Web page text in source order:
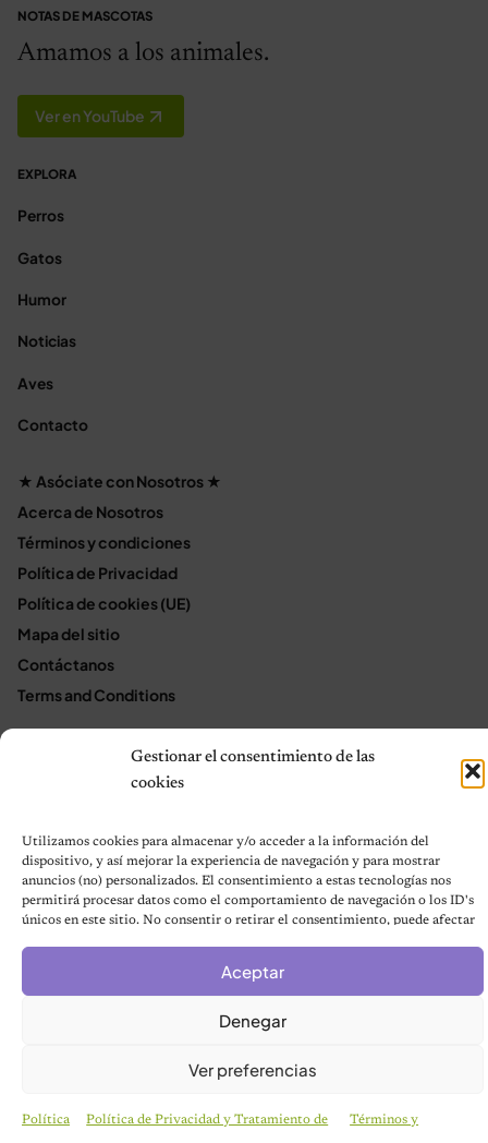
Gestionar el consentimiento de las
cookies
Utilizamos cookies para almacenar y/o acceder a la información del
dispositivo, y así mejorar la experiencia de navegación y para mostrar
anuncios (no) personalizados. El consentimiento a estas tecnologías nos
permitirá procesar datos como el comportamiento de navegación o los ID's
únicos en este sitio. No consentir o retirar el consentimiento, puede afectar
Aceptar
Denegar
Ver preferencias
Política Política de Privacidad y Tratamiento de Términos y
NOTAS DE MASCOTAS
Amamos a los animales.
Ver en YouTube
EXPLORA
Perros
Gatos
Humor
Noticias
Aves
Contacto
★ Asóciate con Nosotros ★
Acerca de Nosotros
Términos y condiciones
Política de Privacidad
Política de cookies (UE)
Mapa del sitio
Contáctanos
Terms and Conditions
© 2026 Notas de Mascotas